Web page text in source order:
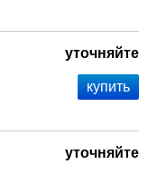
уточняйте
уточняйте